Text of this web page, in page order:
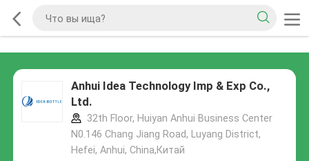
Anhui Idea Technology Imp & Exp Co.,
Ltd.
32th Floor, Huiyan Anhui Business Center
N0.146 Chang Jiang Road, Luyang District,
Hefei, Anhui, China,Китай